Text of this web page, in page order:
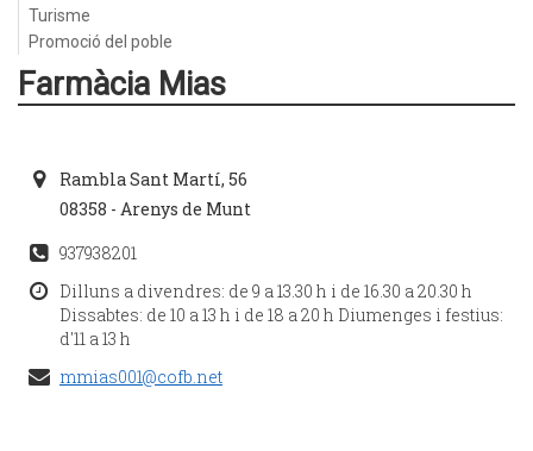
Turisme
Promoció del poble
Farmàcia Mias
Rambla Sant Martí, 56
08358 - Arenys de Munt
937938201
Dilluns a divendres: de 9 a 13.30 h i de 16.30 a 20.30 h
Dissabtes: de 10 a 13 h i de 18 a 20 h Diumenges i festius:
d'11 a 13 h
mmias001@cofb.net